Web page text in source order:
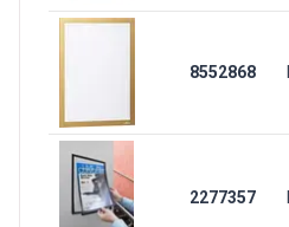
8552868
2277357